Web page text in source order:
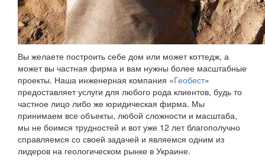
Вы желаете построить себе дом или может коттедж, а
может вы частная фирма и вам нужны более масштабные
проекты. Наша инженерная компания «Геобест»
предоставляет услуги для любого рода клиентов, будь то
частное лицо либо же юридическая фирма. Мы
принимаем все объекты, любой сложности и масштаба,
мы не боимся трудностей и вот уже 12 лет благополучно
справляемся со своей задачей и являемся одним из
лидеров на геологическом рынке в Украине.